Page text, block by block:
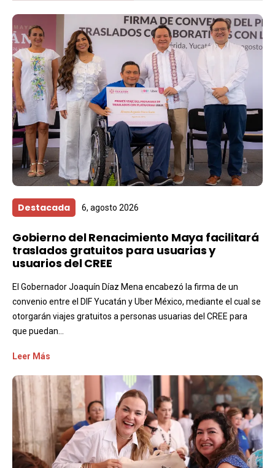
Destacada 6, agosto 2026
Gobierno del Renacimiento Maya facilitará
traslados gratuitos para usuarias y
usuarios del CREE
El Gobernador Joaquín Díaz Mena encabezó la firma de un
convenio entre el DIF Yucatán y Uber México, mediante el cual se
otorgarán viajes gratuitos a personas usuarias del CREE para
que puedan...
Leer Más